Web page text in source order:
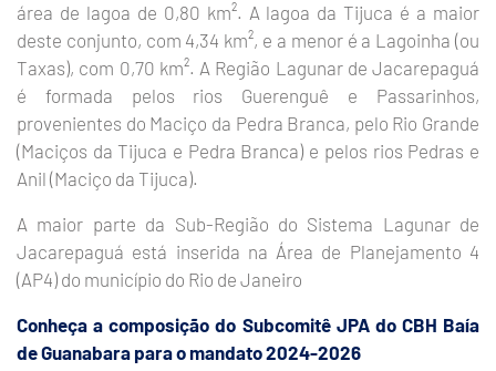
área de lagoa de 0,80 km². A lagoa da Tijuca é a maior
deste conjunto, com 4,34 km², e a menor é a Lagoinha (ou
Taxas), com 0,70 km². A Região Lagunar de Jacarepaguá
é formada pelos rios Guerenguê e Passarinhos,
provenientes do Maciço da Pedra Branca, pelo Rio Grande
(Maciços da Tijuca e Pedra Branca) e pelos rios Pedras e
Anil (Maciço da Tijuca).
A maior parte da Sub-Região do Sistema Lagunar de
Jacarepaguá está inserida na Área de Planejamento 4
(AP4) do município do Rio de Janeiro
Conheça a composição do Subcomitê JPA do CBH Baía
de Guanabara para o mandato 2024-2026